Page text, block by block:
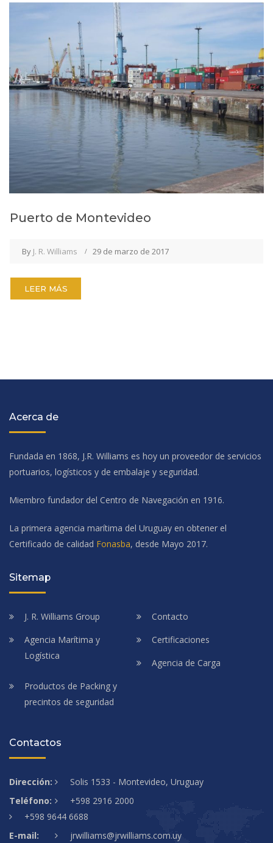
Puerto de Montevideo
By J. R. Williams 29 de marzo de 2017
LEER MÁS
Acerca de
Fundada en 1868, J.R. Williams es hoy un proveedor de servicios
portuarios, logísticos y de embalaje y seguridad.
Miembro fundador del Centro de Navegación en 1916.
La primera agencia marítima del Uruguay en obtener el
Certificado de calidad Fonasba, desde Mayo 2017.
Sitemap
J. R. Williams Group
Contacto
Agencia Marítima y
Logística
Certificaciones
Agencia de Carga
Productos de Packing y
precintos de seguridad
Contactos
Dirección:
Solis 1533 - Montevideo, Uruguay
Teléfono:
+598 2916 2000
+598 9644 6688
E-mail:
jrwilliams@jrwilliams.com.uy